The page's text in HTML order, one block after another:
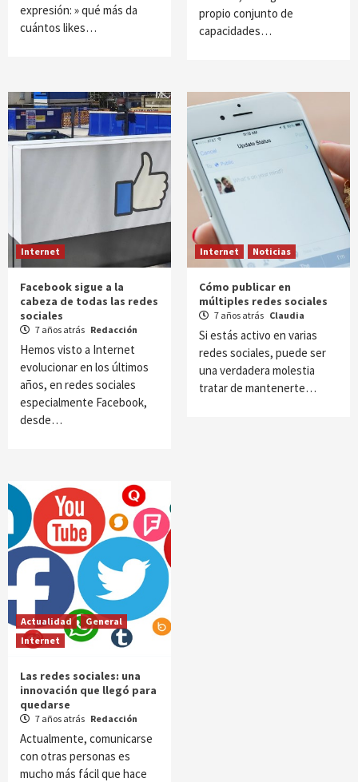
expresión: » qué más da
cuántos likes…
propio conjunto de
capacidades…
Internet
Facebook sigue a la
cabeza de todas las redes
sociales
7 años atrás Redacción
Hemos visto a Internet
evolucionar en los últimos
años, en redes sociales
especialmente Facebook,
desde…
Internet Noticias
Cómo publicar en
múltiples redes sociales
7 años atrás Claudia
Si estás activo en varias
redes sociales, puede ser
una verdadera molestia
tratar de mantenerte…
Actualidad
General
Internet
Las redes sociales: una
innovación que llegó para
quedarse
7 años atrás Redacción
Actualmente, comunicarse
con otras personas es
mucho más fácil que hace